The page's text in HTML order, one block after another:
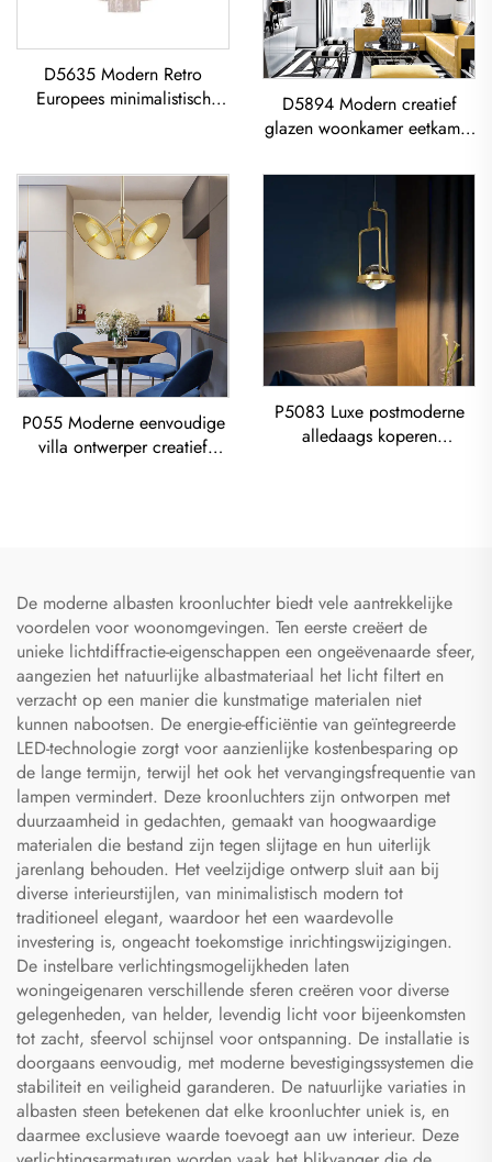
D5635 Modern Retro
Europees minimalistisch
Kroonluchter
D5894 Modern creatief
glazen woonkamer eetkamer
Gouden Hanglamp
P055 Moderne eenvoudige
villa ontwerper creatief
P5083 Luxe postmoderne
alledaags koperen
De moderne albasten kroonluchter biedt vele aantrekkelijke
voordelen voor woonomgevingen. Ten eerste creëert de
unieke lichtdiffractie-eigenschappen een ongeëvenaarde sfeer,
aangezien het natuurlijke albastmateriaal het licht filtert en
verzacht op een manier die kunstmatige materialen niet
kunnen nabootsen. De energie-efficiëntie van geïntegreerde
LED-technologie zorgt voor aanzienlijke kostenbesparing op
de lange termijn, terwijl het ook het vervangingsfrequentie van
lampen vermindert. Deze kroonluchters zijn ontworpen met
duurzaamheid in gedachten, gemaakt van hoogwaardige
materialen die bestand zijn tegen slijtage en hun uiterlijk
jarenlang behouden. Het veelzijdige ontwerp sluit aan bij
diverse interieurstijlen, van minimalistisch modern tot
traditioneel elegant, waardoor het een waardevolle
investering is, ongeacht toekomstige inrichtingswijzigingen.
De instelbare verlichtingsmogelijkheden laten
woningeigenaren verschillende sferen creëren voor diverse
gelegenheden, van helder, levendig licht voor bijeenkomsten
tot zacht, sfeervol schijnsel voor ontspanning. De installatie is
doorgaans eenvoudig, met moderne bevestigingssystemen die
stabiliteit en veiligheid garanderen. De natuurlijke variaties in
albasten steen betekenen dat elke kroonluchter uniek is, en
daarmee exclusieve waarde toevoegt aan uw interieur. Deze